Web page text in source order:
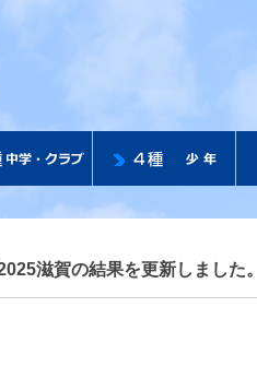
公益社団法人
滋賀の結果を更新しました。